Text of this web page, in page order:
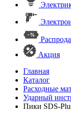
Акция
Главная
Каталог
Расходные
Ударный
Пики SDS-